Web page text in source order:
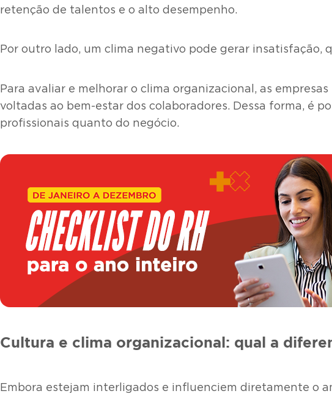
retenção de talentos e o alto desempenho.
Por outro lado, um clima negativo pode gerar
Para avaliar e melhorar o clima organizacional, as
voltadas ao bem-estar dos colaboradores. Dessa forma, é
profissionais quanto do negócio.
Cultura e clima organizacional: qual a
Embora estejam interligados e influenciem diretamente o